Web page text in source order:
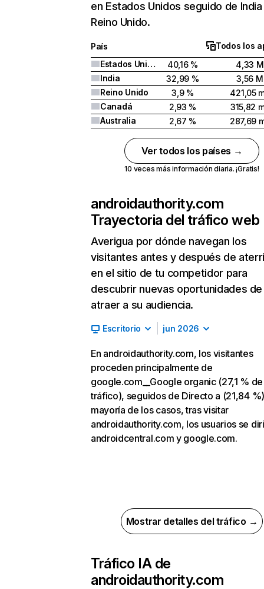
en Estados Unidos seguido de
Reino Unido.
País
Todos los
Estados Unidos
40,16 %
4,33 M
India
32,99 %
3,56 M
Reino Unido
3,9 %
421,05
Canadá
2,93 %
315,82
Australia
2,67 % 287,69
Ver todos los países →
10 veces más información diaria. ¡Gratis!
androidauthority.com
Trayectoria del tráfico web
Averigua por dónde navegan los
visitantes antes y después de
en el sitio de tu competidor para
descubrir nuevas oportunidades de
atraer a su audiencia.
Escritorio jun 2026
En androidauthority.com, los visitantes
proceden principalmente de
google.com__Google organic (27,1 % de
tráfico), seguidos de Directo a (21,84
mayoría de los casos, tras visitar
androidauthority.com, los usuarios se
androidcentral.com y google.com.
Mostrar detalles del tráfico →
Tráfico IA de
androidauthority.com